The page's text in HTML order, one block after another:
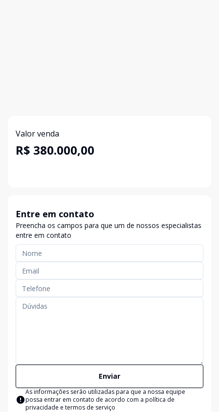
Valor venda
R$ 380.000,00
Entre em contato
Preencha os campos para que um de nossos especialistas
entre em contato
Enviar
As informações serão utilizadas para que a nossa equipe
possa entrar em contato de acordo com a política de
privacidade e termos de serviço